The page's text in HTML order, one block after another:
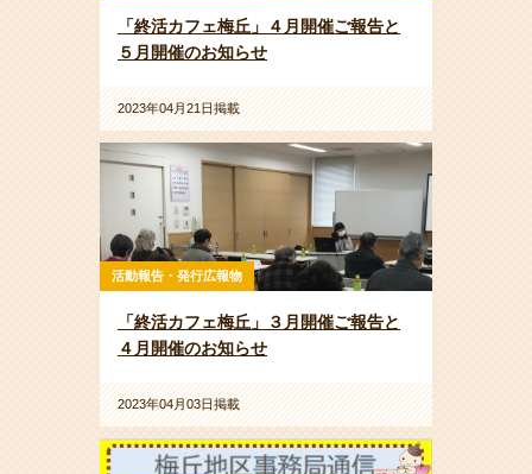
「終活カフェ梅丘」４月開催ご報告と
５月開催のお知らせ
2023年04月21日掲載
活動報告・発行広報物
「終活カフェ梅丘」３月開催ご報告と
４月開催のお知らせ
2023年04月03日掲載